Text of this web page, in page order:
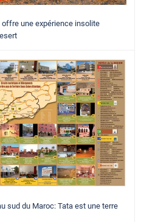
une expérience insolite
sud du Maroc: Tata est une terre